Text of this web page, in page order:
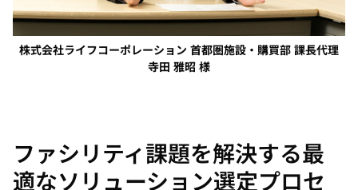
株式会社ライフコーポレーション 首都圏施設・購買部 課長代理
寺田 雅昭 様
ファシリティ課題を解決する最
適なソリューション選定プロセ